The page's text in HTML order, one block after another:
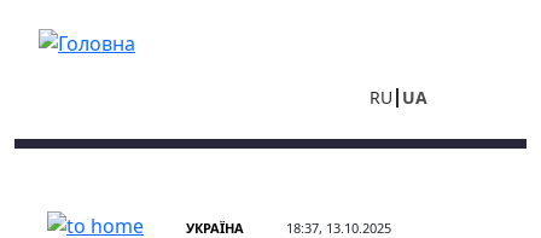
RU UA
УКРАЇНА 18:37, 13.10.2025